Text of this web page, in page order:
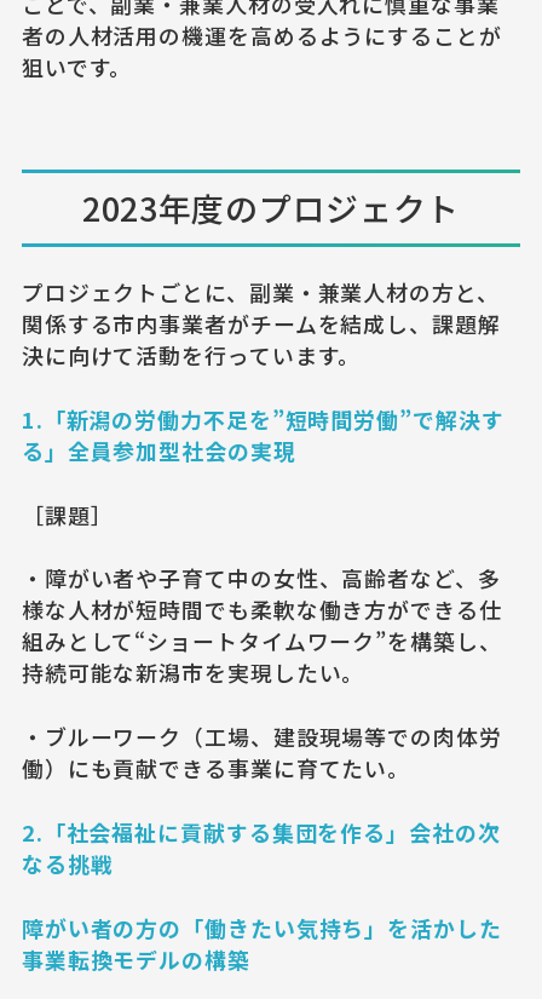
者の人材活用の機運を高めるようにすることが
狙いです。
2023年度のプロジェクト
プロジェクトごとに、副業・兼業人材の方と、
関係する市内事業者がチームを結成し、課題解
決に向けて活動を行っています。
1.「新潟の労働⼒不⾜を”短時間労働”で解決す
る」全員参加型社会の実現
［課題］
・障がい者や子育て中の女性、高齢者など、多
様な人材が短時間でも柔軟な働き方ができる仕
組みとして“ショートタイムワーク”を構築し、
持続可能な新潟市を実現したい。
・ブルーワーク（工場、建設現場等での肉体労
働）にも貢献できる事業に育てたい。
2.「社会福祉に貢献する集団を作る」会社の次
なる挑戦
障がい者の方の「働きたい気持ち」を活かした
事業転換モデルの構築